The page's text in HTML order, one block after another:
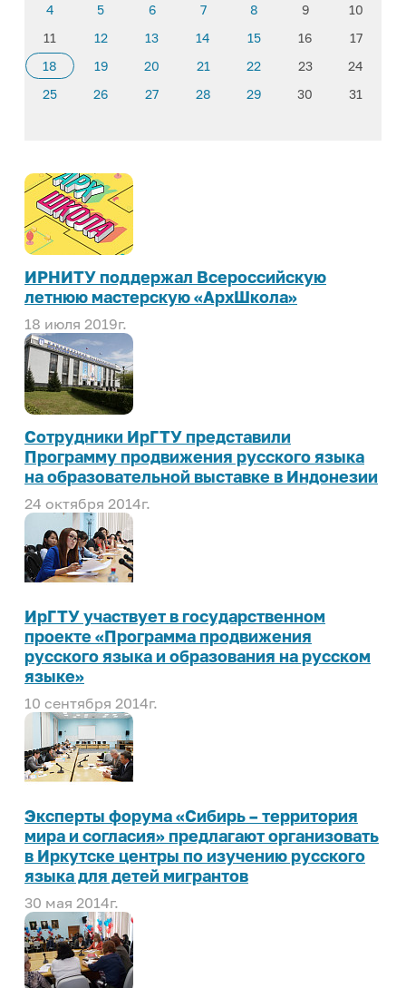
4
5 6 7 8 9
10
11
12 13 14 15 16
17
18
19 20 21 22 23
24
25
26 27 28 29 30 31
ИРНИТУ поддержал Всероссийскую
летнюю мастерскую «АрхШкола»
18 июля 2019г.
Сотрудники ИрГТУ представили
Программу продвижения русского языка
на образовательной выставке в Индонезии
24 октября 2014г.
ИрГТУ участвует в государственном
проекте «Программа продвижения
русского языка и образования на русском
языке»
10 сентября 2014г.
Эксперты форума «Сибирь – территория
мира и согласия» предлагают организовать
в Иркутске центры по изучению русского
языка для детей мигрантов
30 мая 2014г.